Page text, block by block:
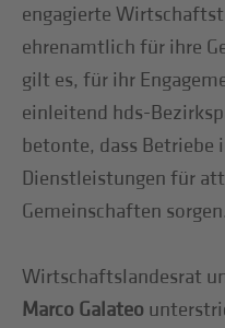
engagierte
ehrenamtlich für ihre
gilt es, für ihr
einleitend hds-
betonte, dass Betriebe
Dienstleistungen für
Gemeinschaften sorgen.
Wirtschaftslandesrat
Marco Galateo